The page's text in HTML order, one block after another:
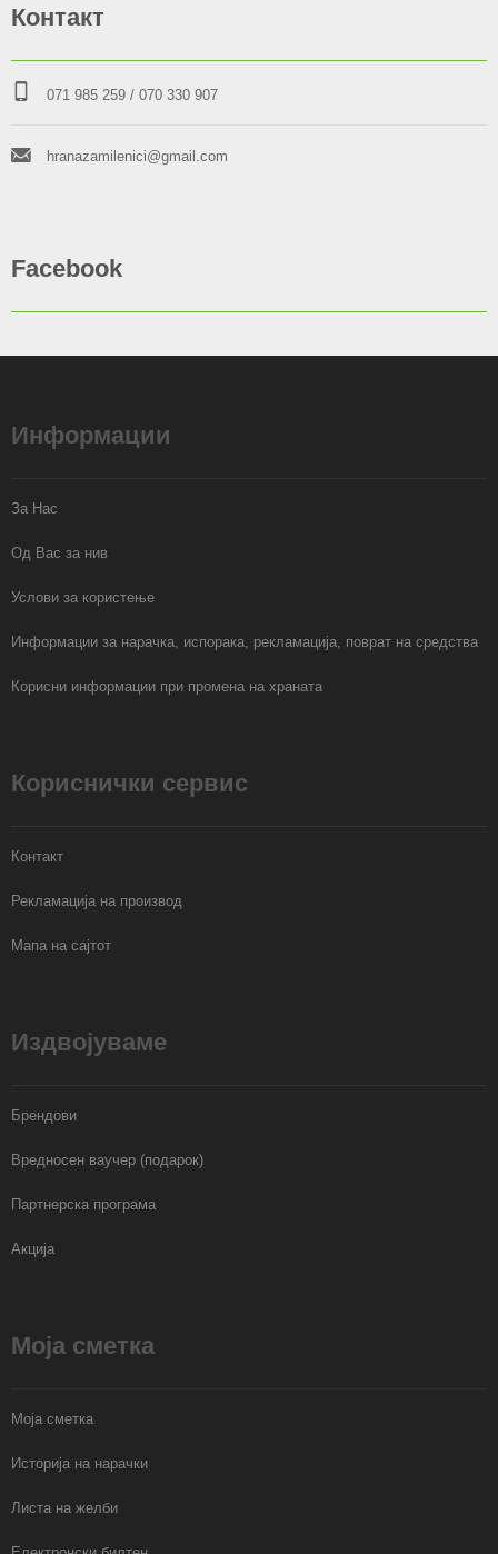
Контакт
071 985 259 / 070 330 907
hranazamilenici@gmail.com
Facebook
Информации
За Нас
Од Вас за нив
Услови за користење
Информации за нарачка, испорака, рекламација, поврат на средства
Корисни информации при промена на храната
Кориснички сервис
Контакт
Рекламација на производ
Мапа на сајтот
Издвојуваме
Брендови
Вредносен ваучер (подарок)
Партнерска програма
Акција
Моја сметка
Моја сметка
Историја на нарачки
Листа на желби